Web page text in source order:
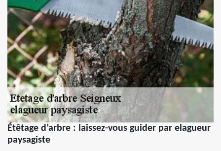
Étêtage d’arbre : laissez-vous guider par elagueur
paysagiste